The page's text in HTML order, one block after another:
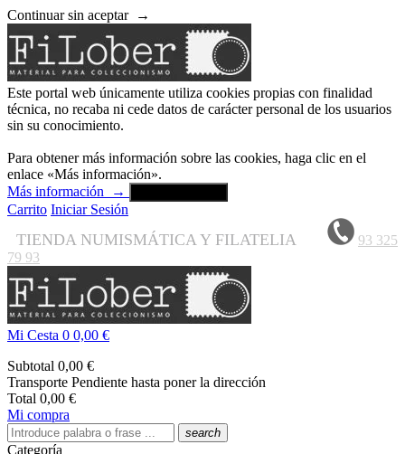
Continuar sin aceptar →
Este portal web únicamente utiliza cookies propias con finalidad
técnica, no recaba ni cede datos de carácter personal de los usuarios
sin su conocimiento.
Para obtener más información sobre las cookies, haga clic en el
enlace «Más información».
Más información
→
Carrito Iniciar Sesión
TIENDA NUMISMÁTICA Y FILATELIA
93 325
79 93
Mi Cesta 0 0,00 €
Subtotal 0,00 €
Transporte Pendiente hasta poner la dirección
Total 0,00 €
Mi compra
search
Categoría